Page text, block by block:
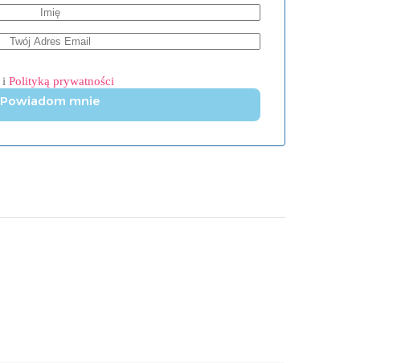
i Polityką prywatności
Powiadom mnie